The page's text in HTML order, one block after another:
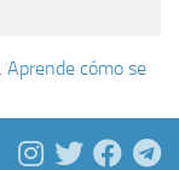
Aprende cómo se